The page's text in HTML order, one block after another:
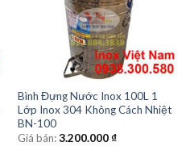
Bình Đựng Nước Inox 100L 1
Lớp Inox 304 Không Cách Nhiệt
BN-100
Giá bán:3.200.000₫